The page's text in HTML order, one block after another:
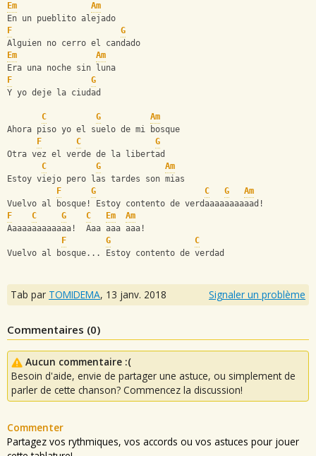
Em
Am
En un pueblito alejado
F
G
Alguien no cerro el candado
Em
Am
Era una noche sin luna
F
G
Y yo deje la ciudad
C G
Am
Ahora piso yo el suelo de mi bosque
F
C
G
Otra vez el verde de la libertad
C
G
Am
Estoy viejo pero las tardes son mias
F
G C G
Am
Vuelvo al bosque! Estoy contento de verdaaaaaaaaaad!
F
C G C Em
Am
Aaaaaaaaaaaaa!  Aaa aaa aaa!
F
G
C
Vuelvo al bosque... Estoy contento de verdad
Tab par TOMIDEMA, 13 janv. 2018 Signaler un problème
Commentaires (0)
Aucun commentaire :(
Besoin d'aide, envie de partager une astuce, ou simplement de
parler de cette chanson? Commencez la discussion!
Commenter
Partagez vos rythmiques, vos accords ou vos astuces pour jouer